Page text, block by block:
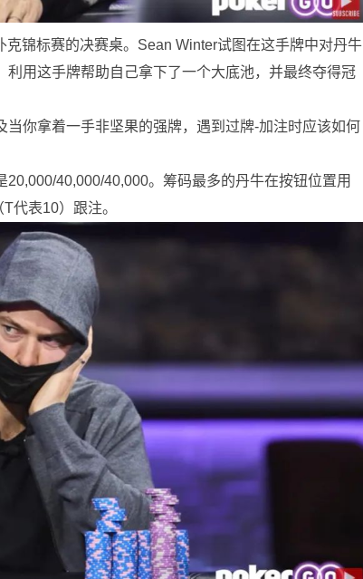
克锦标赛的决赛桌。Sean Winter试图在这手牌中对丹牛
用这手牌帮助自己拿下了一个大底池，并最终夺得冠
你拿着一手非坚果的强牌，遇到过牌-加注时应该如何
40,000/40,000。筹码最多的丹牛在按钮位置用
代表10）跟注。